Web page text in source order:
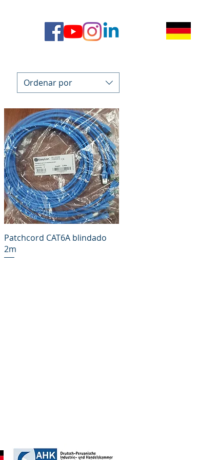
Ordenar por
Vista rápida
Patchcord CAT6A blindado
2m